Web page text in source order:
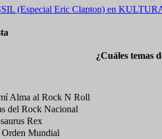
(Especial Eric Clapton) en
¿Cuáles temas
Alma al Rock N Roll
del Rock Nacional
Rex
Mundial